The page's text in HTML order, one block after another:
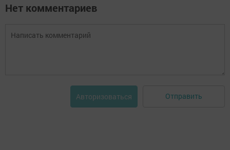
Нет комментариев
Авторизоваться Отправить